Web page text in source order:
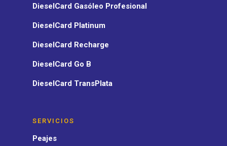
DieselCard Gasóleo Profesional
DieselCard Platinum
DieselCard Recharge
DieselCard Go B
DieselCard TransPlata
SERVICIOS
Peajes